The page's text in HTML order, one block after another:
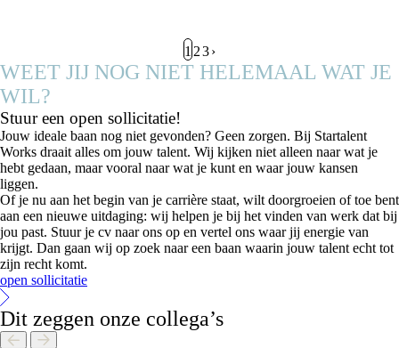
1 23 ›
WEET JIJ NOG NIET HELEMAAL WAT JE
WIL?
Stuur een open sollicitatie!
Jouw ideale baan nog niet gevonden? Geen zorgen. Bij Startalent
Works draait alles om jouw talent. Wij kijken niet alleen naar wat je
hebt gedaan, maar vooral naar wat je kunt en waar jouw kansen
liggen.
Of je nu aan het begin van je carrière staat, wilt doorgroeien of toe bent
aan een nieuwe uitdaging: wij helpen je bij het vinden van werk dat bij
jou past. Stuur je cv naar ons op en vertel ons waar jij energie van
krijgt. Dan gaan wij op zoek naar een baan waarin jouw talent echt tot
zijn recht komt.
open sollicitatie
Dit zeggen onze collega’s